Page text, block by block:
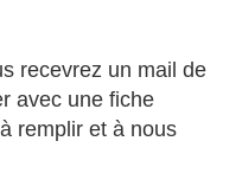
recevrez un mail de
avec une fiche
remplir et à nous